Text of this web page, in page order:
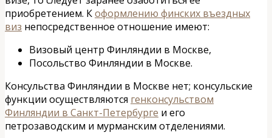
приобретением. Коформлению финских въездных
виз непосредственное отношение имеют:
Визовый центр Финляндии в Москве,
Посольство Финляндии в Москве.
Консульства Финляндии в Москве нет; консульские
функции осуществляются генконсульством
Финляндии в Санкт-Петербурге и его
петрозаводским и мурманским отделениями.